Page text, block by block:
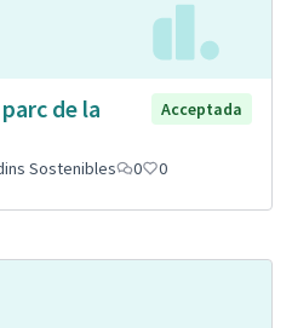
de la
Acceptada
Sostenibles 0 0